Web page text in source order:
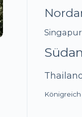
Singapur
Königreich